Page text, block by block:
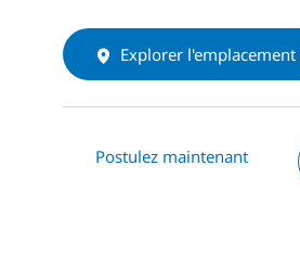
Explorer l'emplacement
Postulez maintenant